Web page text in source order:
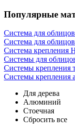
Популярные
Система для
Система для
Система
Системы для
Системы
Cистемы
Для дерева
Алюминий
Стоечная
Сбросить все